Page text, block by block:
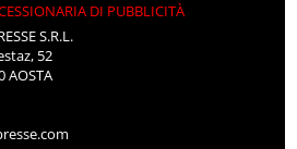
DI PUBBLICITÀ
S.R.L.
52
AOSTA